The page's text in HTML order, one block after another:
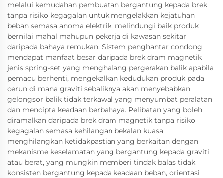
melalui kemudahan pembuatan bergantung kepada brek
tanpa risiko kegagalan untuk mengelakkan kejatuhan
beban semasa anoma elektrik, melindungi baik produk
bernilai mahal mahupun pekerja di kawasan sekitar
daripada bahaya remukan. Sistem penghantar condong
mendapat manfaat besar daripada brek dram magnetik
jenis spring-set yang menghalang pergerakan balik apabila
pemacu berhenti, mengekalkan kedudukan produk pada
cerun di mana graviti sebaliknya akan menyebabkan
gelongsor balik tidak terkawal yang menyumbat peralatan
dan mencipta keadaan berbahaya. Pelibatan yang boleh
diramalkan daripada brek dram magnetik tanpa risiko
kegagalan semasa kehilangan bekalan kuasa
menghilangkan ketidakpastian yang berkaitan dengan
mekanisme keselamatan yang bergantung kepada graviti
atau berat, yang mungkin memberi tindak balas tidak
konsisten bergantung kepada keadaan beban, orientasi